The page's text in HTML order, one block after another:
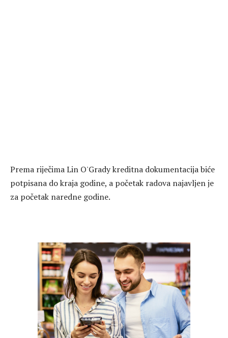
Prema riječima Lin O'Grady kreditna dokumentacija biće
potpisana do kraja godine, a početak radova najavljen je
za početak naredne godine.